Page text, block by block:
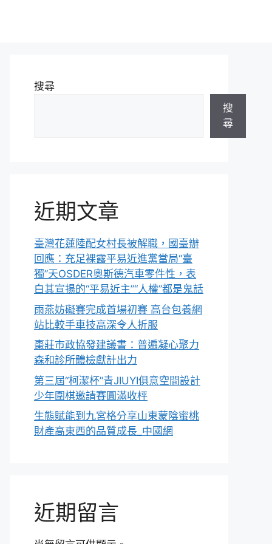
搜尋
搜
尋
近期文章
臺灣花蓮陸配女村長被解職，國臺辦
回應：充足裸露平易近進黨當局“臺
獨”天OSDER奧斯德汽車零件性，表
白其宣揚的“平易近主”“人權”都是鬼話
雨燕妨礙賽完成首場初賽 高台包養網
站比較手車技高深令人折服
棗莊市政協發建議書：普遍凝心聚力
森和診所體檢獻計出力
第三屆“柯潔杯”青JIUYI俱意空間設計
少年圍棋邀請賽圓滿收枰
生態賦能到九宮格分享山東蒙陰蜜桃
財產高東西的品質成長_中國網
近期留言